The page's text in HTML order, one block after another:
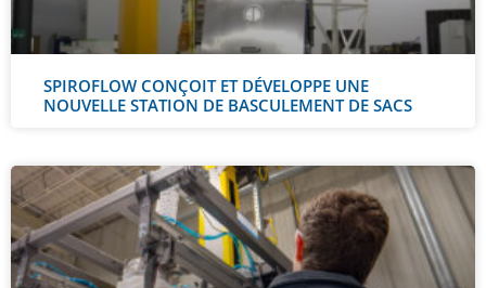
SPIROFLOW CONÇOIT ET DÉVELOPPE UNE
NOUVELLE STATION DE BASCULEMENT DE SACS